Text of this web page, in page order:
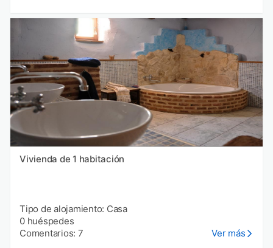
Vivienda de 1 habitación
Tipo de alojamiento: Casa
0 huéspedes
Comentarios: 7
Ver más